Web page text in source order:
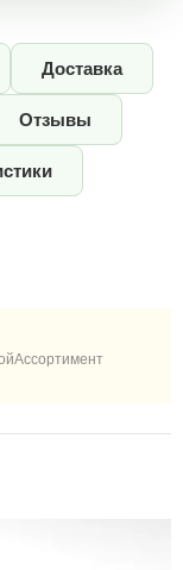
Доставка
Отзывы